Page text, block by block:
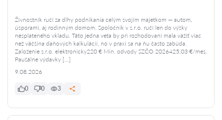
Živnostník ručí za dlhy podnikania celým svojím majetkom — autom,
úsporami, aj rodinným domom. Spoločník v s.r.o. ručí len do výšky
nesplateného vkladu. Táto jedna veta by pri rozhodovaní mala vážiť viac
než väčšina daňových kalkulácií, no v praxi sa na ňu často zabúda.
Založenie s.r.o. elektronicky220 € Min. odvody SZČO 2026425,03 €/mes.
Paušálne výdavky […]
9.08.2026
0 0 3